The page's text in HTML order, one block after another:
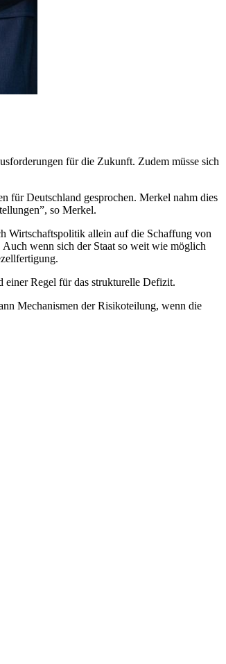
für die Zukunft. Zudem müsse sich
für Deutschland gesprochen. Merkel nahm dies
so Merkel.
Wirtschaftspolitik allein auf die Schaffung von
wenn sich der Staat so weit wie möglich
einer Regel für das strukturelle Defizit.
Mechanismen der Risikoteilung, wenn die